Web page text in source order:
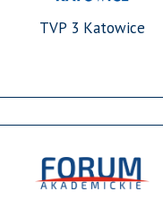
TVP 3 Katowice